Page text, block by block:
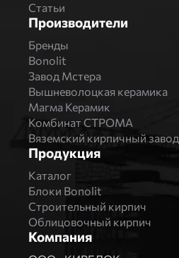
Статьи
Производители
Бренды
Bonolit
Завод Мстера
Вышневолоцкая керамика
Магма Керамик
Комбинат СТРОМА
Вяземский кирпичный завод
Продукция
Каталог
Блоки Bonolit
Строительный кирпич
Облицовочный кирпич
Компания